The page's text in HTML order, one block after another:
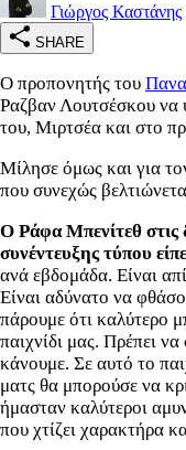
Γιώργος Καστάνης
SHARE
Ο προπονητής του
Ραζβαν Λουτσέσκου να
του, Μιρτσέα και στο
Μίλησε όμως και για
που συνεχώς
O Ράφα Μπενίτεθ στις
συνέντευξης τύπου
ανά εβδομάδα. Είναι
Είναι αδύνατο να
πάρουμε ότι καλύτερο
παιχνίδι μας. Πρέπει
κάνουμε. Σε αυτό το
ματς θα μπορούσε να
ήμασταν καλύτεροι
που χτίζει χαρακτήρα